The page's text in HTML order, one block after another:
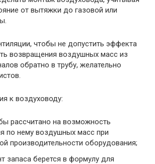
от вытяжки до газовой или
чтобы не допустить эффекта
возвращения воздушных масс из
обратно в трубу, желательно
к воздуховоду:
рассчитано на возможность
по нему воздушных масс при
производительности оборудования;
запаса берется в формулу для